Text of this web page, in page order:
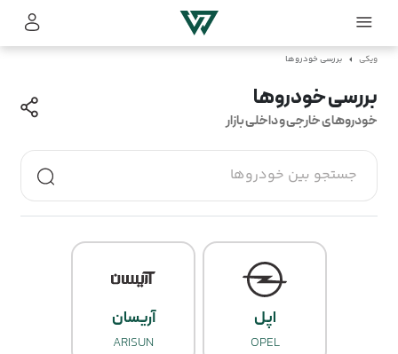
ویکی بررسی خودروها
بررسی خودروها
خودروهای خارجی و داخلی بازار
جستجو بین خودروها
اپل
OPEL
آریسان
ARISUN